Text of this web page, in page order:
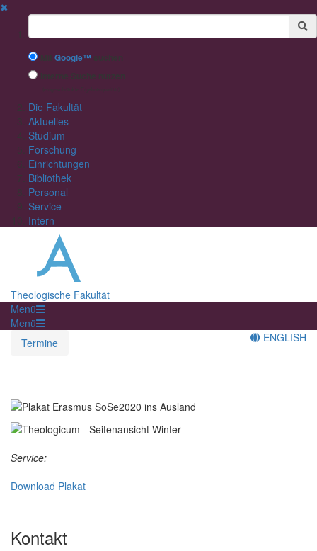
✖
Suchbegriff
Mit Google™ suchen
Interne Suche nutzen
Die Fakultät
Aktuelles
Studium
Forschung
Einrichtungen
Bibliothek
Personal
Service
Intern
Theologische Fakultät
Menü
Menü
Termine
ENGLISH
Service:
Download Plakat
Kontakt